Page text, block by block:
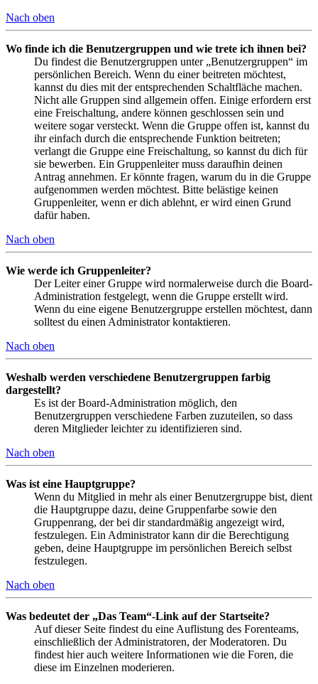
Nach oben
Wo finde ich die Benutzergruppen und wie trete ich ihnen bei?
Du findest die Benutzergruppen unter „Benutzergruppen“ im
persönlichen Bereich. Wenn du einer beitreten möchtest,
kannst du dies mit der entsprechenden Schaltfläche machen.
Nicht alle Gruppen sind allgemein offen. Einige erfordern erst
eine Freischaltung, andere können geschlossen sein und
weitere sogar versteckt. Wenn die Gruppe offen ist, kannst du
ihr einfach durch die entsprechende Funktion beitreten;
verlangt die Gruppe eine Freischaltung, so kannst du dich für
sie bewerben. Ein Gruppenleiter muss daraufhin deinen
Antrag annehmen. Er könnte fragen, warum du in die Gruppe
aufgenommen werden möchtest. Bitte belästige keinen
Gruppenleiter, wenn er dich ablehnt, er wird einen Grund
dafür haben.
Nach oben
Wie werde ich Gruppenleiter?
Der Leiter einer Gruppe wird normalerweise durch die Board-
Administration festgelegt, wenn die Gruppe erstellt wird.
Wenn du eine eigene Benutzergruppe erstellen möchtest, dann
solltest du einen Administrator kontaktieren.
Nach oben
Weshalb werden verschiedene Benutzergruppen farbig
dargestellt?
Es ist der Board-Administration möglich, den
Benutzergruppen verschiedene Farben zuzuteilen, so dass
deren Mitglieder leichter zu identifizieren sind.
Nach oben
Was ist eine Hauptgruppe?
Wenn du Mitglied in mehr als einer Benutzergruppe bist, dient
die Hauptgruppe dazu, deine Gruppenfarbe sowie den
Gruppenrang, der bei dir standardmäßig angezeigt wird,
festzulegen. Ein Administrator kann dir die Berechtigung
geben, deine Hauptgruppe im persönlichen Bereich selbst
festzulegen.
Nach oben
Was bedeutet der „Das Team“-Link auf der Startseite?
Auf dieser Seite findest du eine Auflistung des Forenteams,
einschließlich der Administratoren, der Moderatoren. Du
findest hier auch weitere Informationen wie die Foren, die
diese im Einzelnen moderieren.